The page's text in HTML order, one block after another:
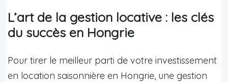
L’art de la gestion locative : les clés
du succès en Hongrie
Pour tirer le meilleur parti de votre investissement
en location saisonnière en Hongrie, une gestion